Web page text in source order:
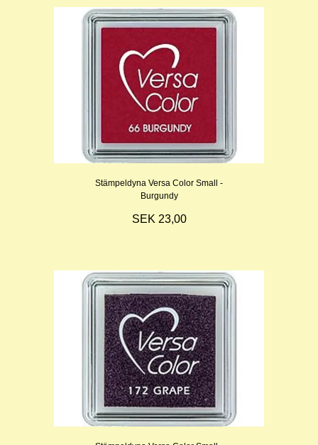
Stämpeldyna Versa Color Small -
Burgundy
SEK 23,00